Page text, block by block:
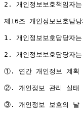
2. 개인정보보호책임자
제16조 개인정보보호담당
1. 개인정보보호담당자
2. 개인정보보호담당자
①. 연간 개인정보 계획
②. 개인정보 관리 실태
③. 개인정보 보호의 날